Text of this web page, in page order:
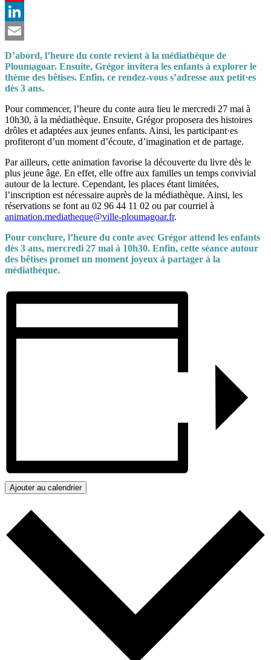
Pinterest
LinkedIn
Email
D’abord, l’heure du conte revient à la médiathèque de
Ploumagoar. Ensuite, Grégor invitera les enfants à explorer le
thème des bêtises. Enfin, ce rendez-vous s’adresse aux petit·es
dès 3 ans.
Pour commencer, l’heure du conte aura lieu le mercredi 27 mai à
10h30, à la médiathèque. Ensuite, Grégor proposera des histoires
drôles et adaptées aux jeunes enfants. Ainsi, les participant·es
profiteront d’un moment d’écoute, d’imagination et de partage.
Par ailleurs, cette animation favorise la découverte du livre dès le
plus jeune âge. En effet, elle offre aux familles un temps convivial
autour de la lecture. Cependant, les places étant limitées,
l’inscription est nécessaire auprès de la médiathèque. Ainsi, les
réservations se font au 02 96 44 11 02 ou par courriel à
animation.mediatheque@ville-ploumagoar.fr.
Pour conclure, l’heure du conte avec Grégor attend les enfants
dès 3 ans, mercredi 27 mai à 10h30. Enfin, cette séance autour
des bêtises promet un moment joyeux à partager à la
médiathèque.
Ajouter au calendrier